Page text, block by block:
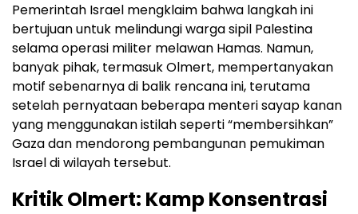
Pemerintah Israel mengklaim bahwa langkah ini
bertujuan untuk melindungi warga sipil Palestina
selama operasi militer melawan Hamas. Namun,
banyak pihak, termasuk Olmert, mempertanyakan
motif sebenarnya di balik rencana ini, terutama
setelah pernyataan beberapa menteri sayap kanan
yang menggunakan istilah seperti “membersihkan”
Gaza dan mendorong pembangunan pemukiman
Israel di wilayah tersebut.
Kritik Olmert: Kamp Konsentrasi